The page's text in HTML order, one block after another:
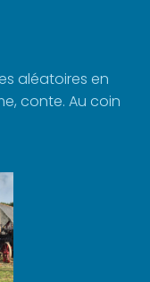
aléatoires en
conte. Au coin